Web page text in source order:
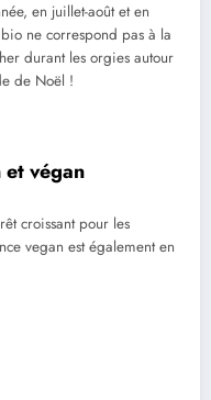
en juillet-août et en
ne correspond pas à la
durant les orgies autour
de Noël !
et végan
croissant pour les
vegan est également en